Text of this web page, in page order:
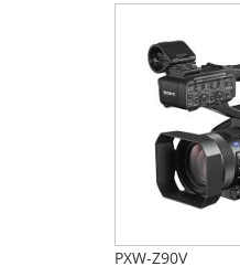
PXW-Z90V